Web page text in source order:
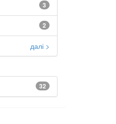
3
2
далі >
32